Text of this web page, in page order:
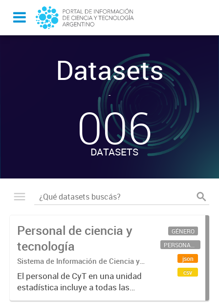
Datasets
-
006
DATASETS
Personal de ciencia y
tecnología
Sistema de Información de Ciencia y
Tecnología Argentino (SICYTAR)
El personal de CyT en una unidad
estadística incluye a todas las
personas involucradas
GÉNERO
PERSONAL CIENTÍFICO-TECNOLÓGICO
json
csv